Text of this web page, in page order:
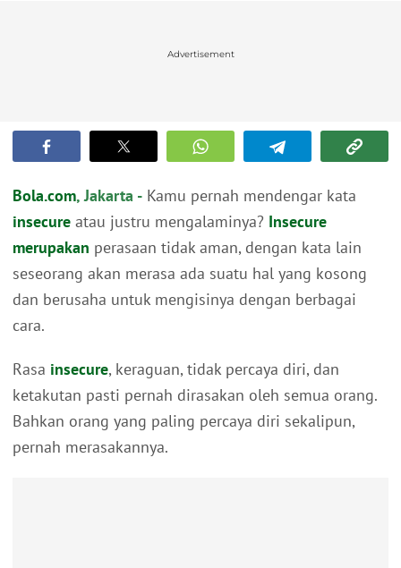
Advertisement
Bola.com, Jakarta - Kamu pernah mendengar kata
insecure atau justru mengalaminya? Insecure
merupakan perasaan tidak aman, dengan kata lain
seseorang akan merasa ada suatu hal yang kosong
dan berusaha untuk mengisinya dengan berbagai
cara.
Rasa insecure, keraguan, tidak percaya diri, dan
ketakutan pasti pernah dirasakan oleh semua orang.
Bahkan orang yang paling percaya diri sekalipun,
pernah merasakannya.